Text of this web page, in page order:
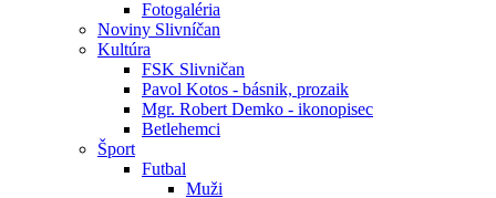
Fotogaléria
Noviny Slivníčan
Kultúra
FSK Slivničan
Pavol Kotos - básnik, prozaik
Mgr. Robert Demko - ikonopisec
Betlehemci
Šport
Futbal
Muži